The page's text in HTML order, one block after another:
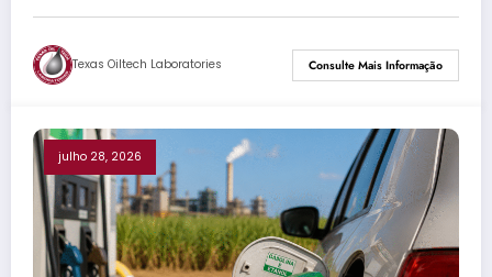
Texas Oiltech Laboratories Consulte Mais Informação
julho 28, 2026